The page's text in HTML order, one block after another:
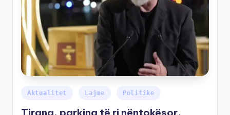
Aktualitet Lajme Politike
Tirana, parking të ri nëntokësor,